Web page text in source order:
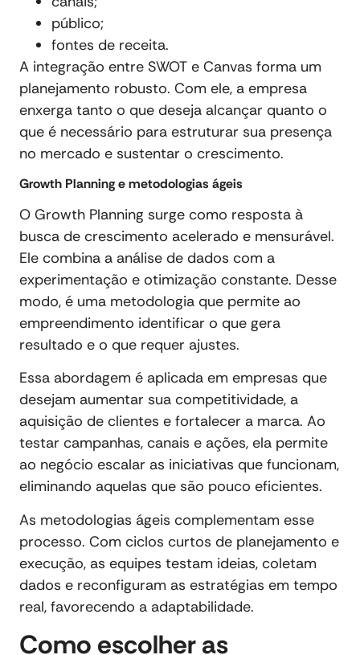
público;
fontes de receita.
A integração entre SWOT e Canvas forma um
planejamento robusto. Com ele, a empresa
enxerga tanto o que deseja alcançar quanto o
que é necessário para estruturar sua presença
no mercado e sustentar o crescimento.
Growth Planning e metodologias ágeis
O Growth Planning surge como resposta à
busca de crescimento acelerado e mensurável.
Ele combina a análise de dados com a
experimentação e otimização constante. Desse
modo, é uma metodologia que permite ao
empreendimento identificar o que gera
resultado e o que requer ajustes.
Essa abordagem é aplicada em empresas que
desejam aumentar sua competitividade, a
aquisição de clientes e fortalecer a marca. Ao
testar campanhas, canais e ações, ela permite
ao negócio escalar as iniciativas que funcionam,
eliminando aquelas que são pouco eficientes.
As metodologias ágeis complementam esse
processo. Com ciclos curtos de planejamento e
execução, as equipes testam ideias, coletam
dados e reconfiguram as estratégias em tempo
real, favorecendo a adaptabilidade.
Como escolher as